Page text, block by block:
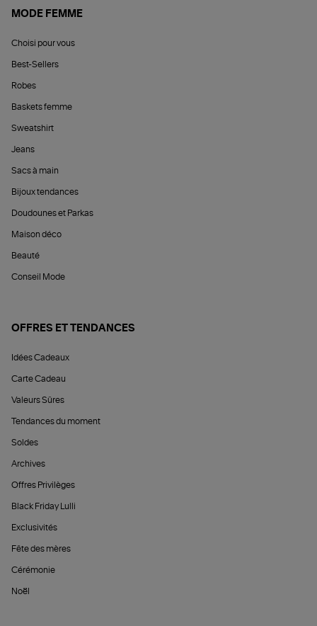
MODE FEMME
Choisi pour vous
Best-Sellers
Robes
Baskets femme
Sweatshirt
Jeans
Sacs à main
Bijoux tendances
Doudounes et Parkas
Maison déco
Beauté
Conseil Mode
OFFRES ET TENDANCES
Idées Cadeaux
Carte Cadeau
Valeurs Sûres
Tendances du moment
Soldes
Archives
Offres Privilèges
Black Friday Lulli
Exclusivités
Fête des mères
Cérémonie
Noël